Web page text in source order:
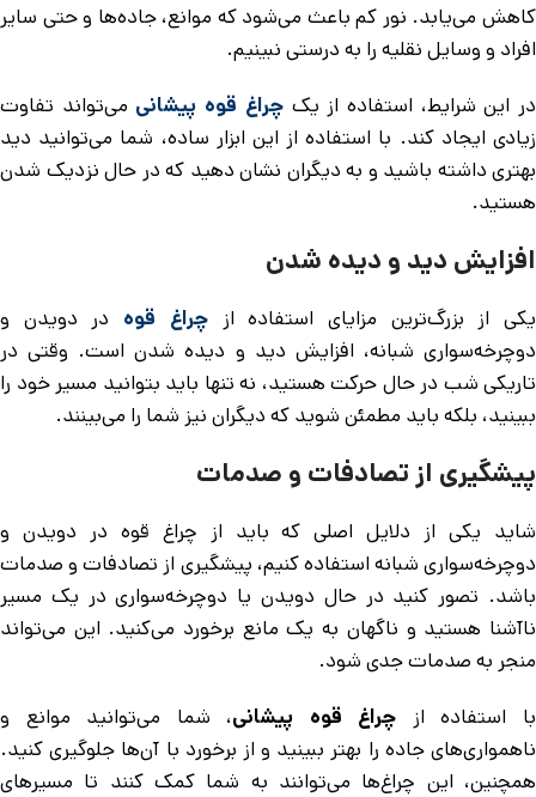
کاهش می‌یابد. نور کم باعث می‌شود که موانع، جاده‌ها و حتی سایر
افراد و وسایل نقلیه را به درستی نبینیم.
در این شرایط، استفاده از یکچراغ قوه پیشانی می‌تواند تفاوت
زیادی ایجاد کند. با استفاده از این ابزار ساده، شما می‌توانید دید
بهتری داشته باشید و به دیگران نشان دهید که در حال نزدیک شدن
هستید.
افزایش دید و دیده شدن
یکی از بزرگ‌ترین مزایای استفاده ازچراغ قوه در دویدن و
دوچرخه‌سواری شبانه، افزایش دید و دیده شدن است. وقتی در
تاریکی شب در حال حرکت هستید، نه تنها باید بتوانید مسیر خود را
ببینید، بلکه باید مطمئن شوید که دیگران نیز شما را می‌بینند.
پیشگیری از تصادفات و صدمات
شاید یکی از دلایل اصلی که باید از چراغ قوه در دویدن و
دوچرخه‌سواری شبانه استفاده کنیم، پیشگیری از تصادفات و صدمات
باشد. تصور کنید در حال دویدن یا دوچرخه‌سواری در یک مسیر
ناآشنا هستید و ناگهان به یک مانع برخورد می‌کنید. این می‌تواند
منجر به صدمات جدی شود.
با استفاده از چراغ قوه پیشانی، شما می‌توانید موانع و
ناهمواری‌های جاده را بهتر ببینید و از برخورد با آن‌ها جلوگیری کنید.
همچنین، این چراغ‌ها می‌توانند به شما کمک کنند تا مسیرهای